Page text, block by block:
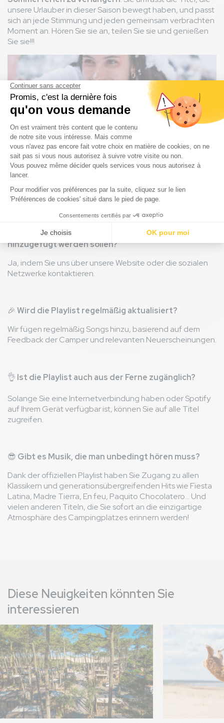
unsere Urlauber in dieser Saison bewegt haben, und passt
sich an jede Stimmung und jeden gemeinsam verbrachten
Moment an. Hören Sie sie an, teilen Sie sie und genießen
Sie sie!!!
Bild
Ihre häufigsten Fragen
Kann ich Titel vorschlagen, die zur Playlist
hinzugefügt werden sollen?
Ja, indem Sie uns über unsere Website oder die sozialen
Netzwerke kontaktieren.
🎉 Wird die Playlist regelmäßig aktualisiert?
Wir fügen regelmäßig Songs hinzu, basierend auf dem
Feedback der Camper und relevanten Neuerscheinungen.
👌 Ist die Playlist auch aus der Ferne zugänglich?
Solange Sie eine Internetverbindung haben oder Spotify
auf Ihrem Gerät verfügbar ist, können Sie auf alle Titel
zugreifen.
😎 Gibt es Musik, die man unbedingt hören muss?
Dank der offiziellen Playlist haben Sie Zugang zu allen
Klassikern und generationsübergreifenden Hits wie Fiesta
Latina, Madre Tierra, En feu, Paquito Chocolatero... Und
vielen anderen Titeln, die Sie sofort an die einzigartige
Atmosphäre des Campingplatzes erinnern werden!
Diese Neuigkeiten könnten Sie
interessieren